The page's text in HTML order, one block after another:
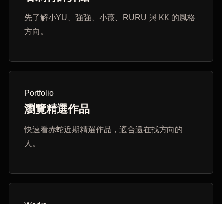
先了解小YU、強強、小薇、RURU 與 KK 的風格
方向。
Portfolio
瀏覽精選作品
快速看赤蛇近期精選作品，適合還在找方向的
人。